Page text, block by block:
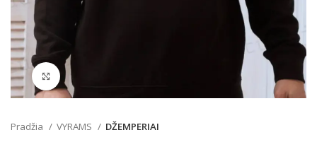
Padidinti
Pradžia VYRAMS DŽEMPERIAI